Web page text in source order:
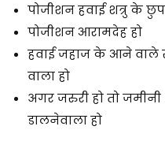
पोजीशन हवाई शत्रु के
पोजीशन आरामदेह हो
हवाई जहाज के आने वाले
वाला हो
अगर जरुरी हो तो
डालनेवाला हो